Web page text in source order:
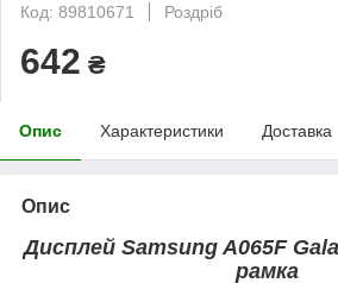
Код: 89810671
Роздріб
642 ₴
Опис Характеристики Доставка
Опис
Дисплей Samsung A065F
рамка